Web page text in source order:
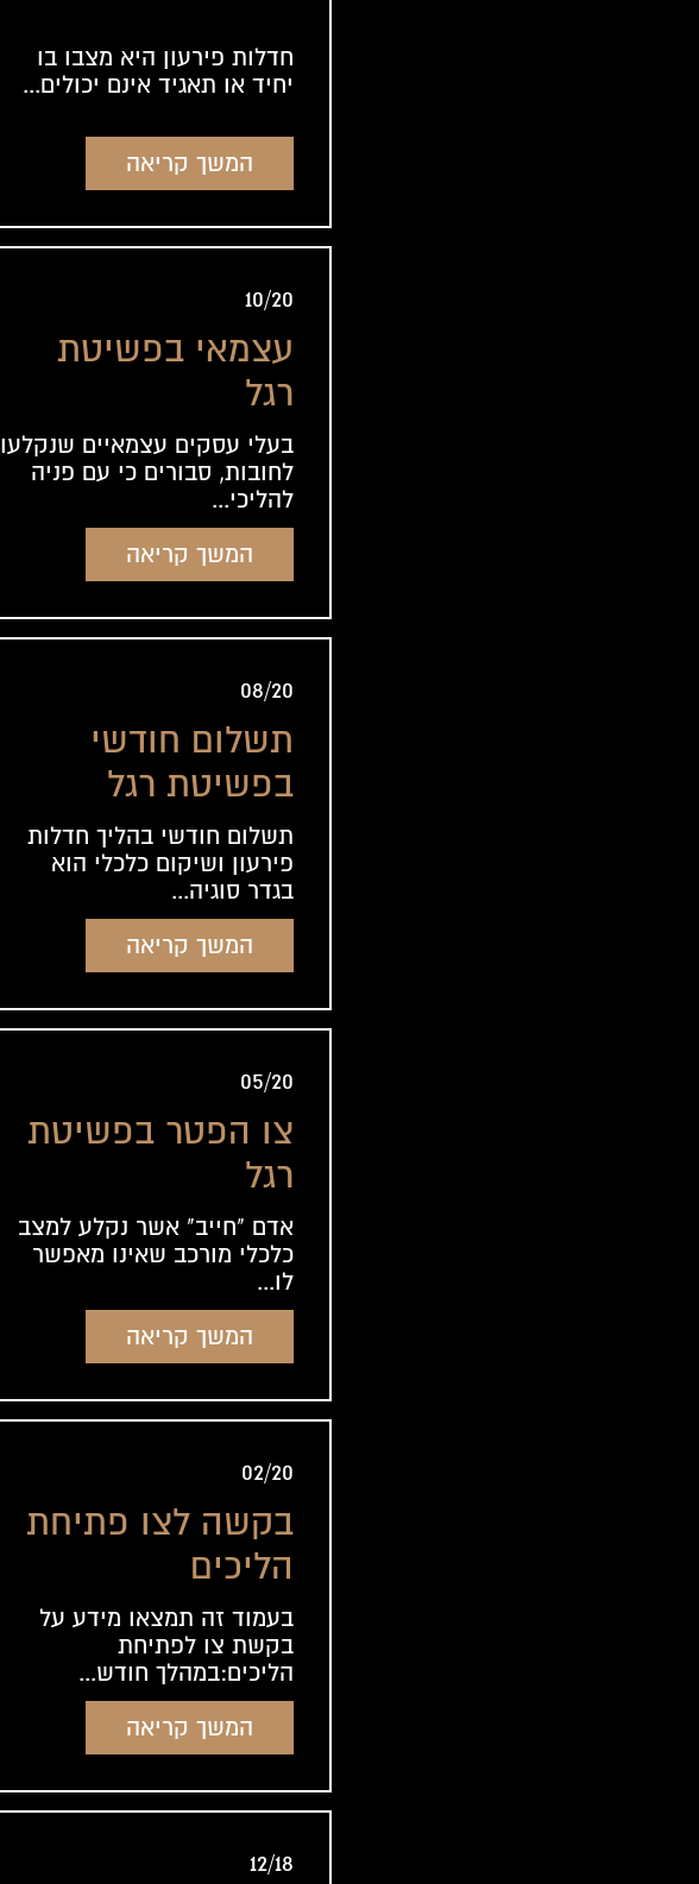
חדלות פירעון היא מצבו בו
יחיד או תאגיד אינם יכולים...
המשך קריאה
10/20
עצמאי בפשיטת
רגל
בעלי עסקים עצמאיים שנקלעו
לחובות, סבורים כי עם פניה
להליכי...
המשך קריאה
08/20
תשלום חודשי
בפשיטת רגל
תשלום חודשי בהליך חדלות
פירעון ושיקום כלכלי הוא
בגדר סוגיה...
המשך קריאה
05/20
צו הפטר בפשיטת
רגל
אדם "חייב" אשר נקלע למצב
כלכלי מורכב שאינו מאפשר
לו...
המשך קריאה
02/20
בקשה לצו פתיחת
הליכים
בעמוד זה תמצאו מידע על
בקשת צו לפתיחת
הליכים:במהלך חודש...
המשך קריאה
12/18